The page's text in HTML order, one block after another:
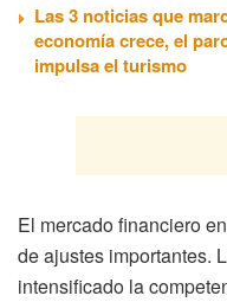
Las 3 noticias que
economía crece, el
impulsa el turismo
El mercado financiero
de ajustes importantes.
intensificado la